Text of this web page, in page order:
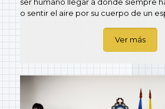
o sentir el aire por su cuerpo de un
Ver más